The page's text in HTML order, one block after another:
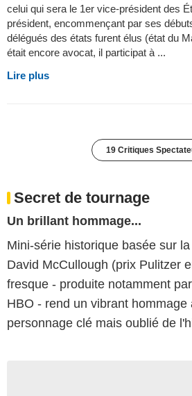
celui qui sera le 1er vice-président des
président, encommençant par ses
délégués des états furent élus (état du
était encore avocat, il participat à ...
Lire plus
19 Critiques
Secret de tournage
Un brillant hommage...
Mini-série historique basée sur
David McCullough (prix Pulitzer
fresque - produite notamment
HBO - rend un vibrant hommage
personnage clé mais oublié de